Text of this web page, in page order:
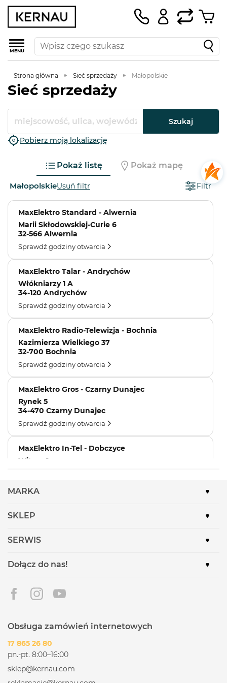
MENU
Strona główna Sieć sprzedaży Małopolskie
Sieć sprzedaży
Szukaj
Pobierz moją lokalizację
Pokaż listę Pokaż mapę
MałopolskieUsuń filtr Filtr
MaxElektro Standard - Alwernia
Marii Skłodowskiej-Curie 6
32-566 Alwernia
Sprawdź godziny otwarcia
MaxElektro Talar - Andrychów
Włókniarzy 1 A
34-120 Andrychów
Sprawdź godziny otwarcia
MaxElektro Radio-Telewizja - Bochnia
Kazimierza Wielkiego 37
32-700 Bochnia
Sprawdź godziny otwarcia
MaxElektro Gros - Czarny Dunajec
Rynek 5
34-470 Czarny Dunajec
Sprawdź godziny otwarcia
MaxElektro In-Tel - Dobczyce
Witosa 1
Myślenicka 23
Sprawdź godziny otwarcia
MaxElektro Surma - Jabłonka
34-480 Jabłonka
Sprawdź godziny otwarcia
MaxElektro Telmar - Jawiszowice
32-626 Jawiszowice
Sprawdź godziny otwarcia
MARKA
SKLEP
SERWIS
Dołącz do nas!
Obsługa zamówień internetowych
17 865 26 80
pn.-pt. 8:00–16:00
sklep@kernau.com